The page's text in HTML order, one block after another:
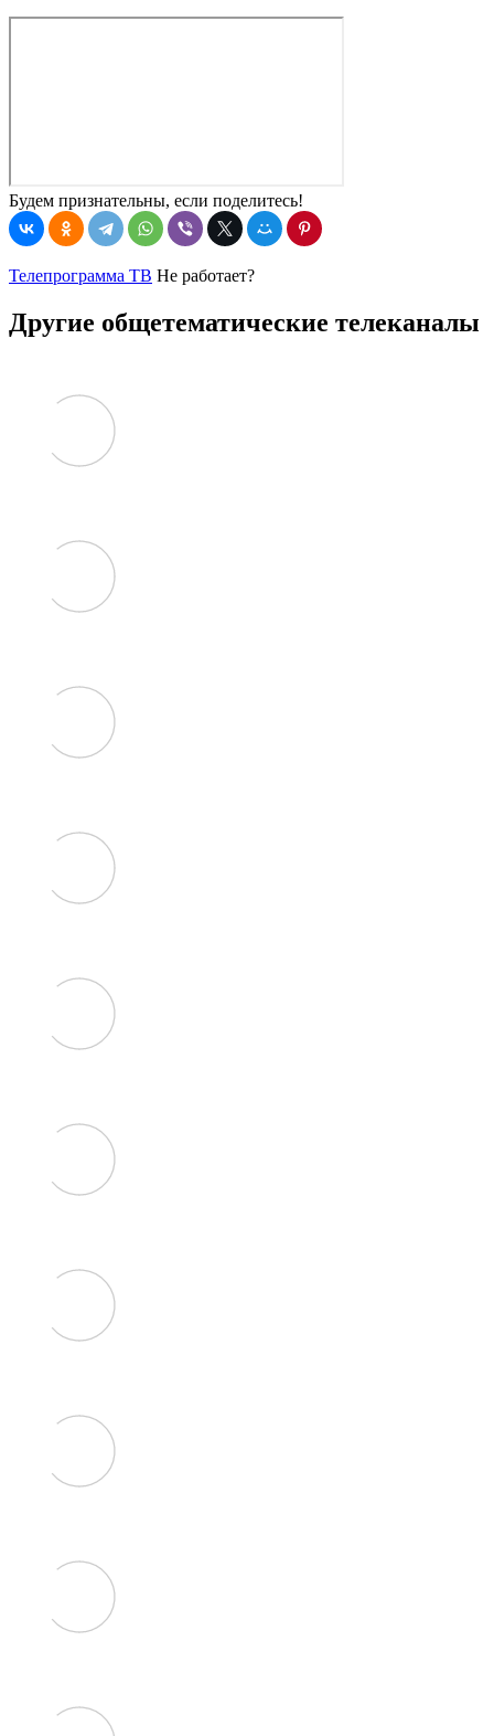
Будем признательны, если поделитесь!
Телепрограмма ТВ Не работает?
Другие общетематические телеканалы